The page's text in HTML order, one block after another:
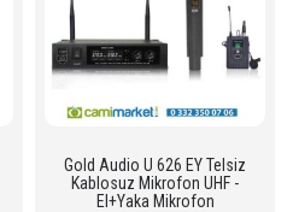
Gold Audio U 626 EY Telsiz
Kablosuz Mikrofon UHF -
El+Yaka Mikrofon